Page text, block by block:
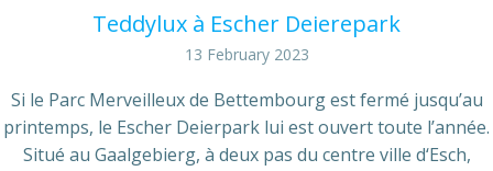
Teddylux à Escher Deierepark
13 February 2023
Si le Parc Merveilleux de Bettembourg est fermé jusqu’au
printemps, le Escher Deierpark lui est ouvert toute l’année.
Situé au Gaalgebierg, à deux pas du centre ville d‘Esch,